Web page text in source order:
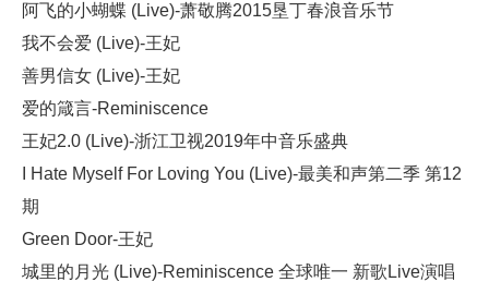
阿飞的小蝴蝶 (Live)-萧敬腾2015垦丁春浪音乐节
我不会爱 (Live)-王妃
善男信女 (Live)-王妃
爱的箴言-Reminiscence
王妃2.0 (Live)-浙江卫视2019年中音乐盛典
I Hate Myself For Loving You (Live)-最美和声第二季 第12
期
Green Door-王妃
城里的月光 (Live)-Reminiscence 全球唯一 新歌Live演唱